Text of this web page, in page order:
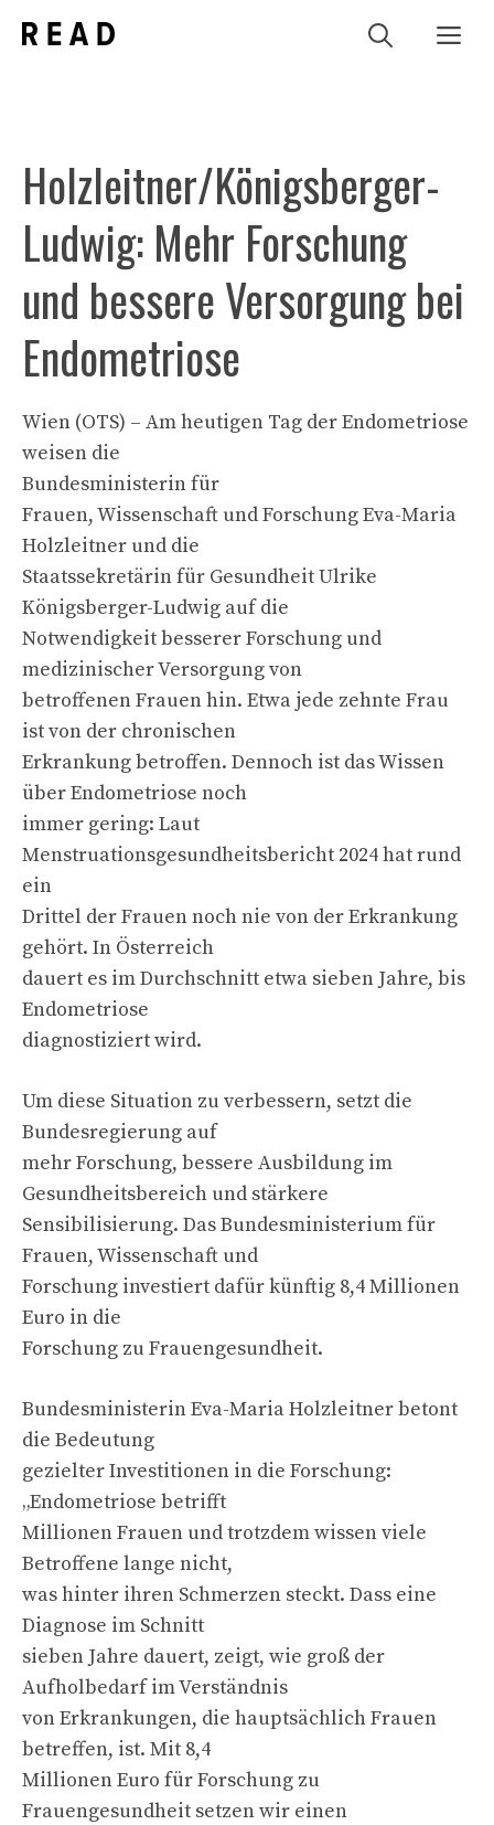
Inhalt
Holzleitner/Königsberger-
Ludwig: Mehr Forschung
und bessere Versorgung bei
Endometriose
Wien (OTS) – Am heutigen Tag der Endometriose
weisen die
Bundesministerin für
Frauen, Wissenschaft und Forschung Eva-Maria
Holzleitner und die
Staatssekretärin für Gesundheit Ulrike
Königsberger-Ludwig auf die
Notwendigkeit besserer Forschung und
medizinischer Versorgung von
betroffenen Frauen hin. Etwa jede zehnte Frau
ist von der chronischen
Erkrankung betroffen. Dennoch ist das Wissen
über Endometriose noch
immer gering: Laut
Menstruationsgesundheitsbericht 2024 hat rund
ein
Drittel der Frauen noch nie von der Erkrankung
gehört. In Österreich
dauert es im Durchschnitt etwa sieben Jahre, bis
Endometriose
diagnostiziert wird.
Um diese Situation zu verbessern, setzt die
Bundesregierung auf
mehr Forschung, bessere Ausbildung im
Gesundheitsbereich und stärkere
Sensibilisierung. Das Bundesministerium für
Frauen, Wissenschaft und
Forschung investiert dafür künftig 8,4 Millionen
Euro in die
Forschung zu Frauengesundheit.
Bundesministerin Eva-Maria Holzleitner betont
die Bedeutung
gezielter Investitionen in die Forschung:
„Endometriose betrifft
Millionen Frauen und trotzdem wissen viele
Betroffene lange nicht,
was hinter ihren Schmerzen steckt. Dass eine
Diagnose im Schnitt
sieben Jahre dauert, zeigt, wie groß der
Aufholbedarf im Verständnis
von Erkrankungen, die hauptsächlich Frauen
betreffen, ist. Mit 8,4
Millionen Euro für Forschung zu
Frauengesundheit setzen wir einen